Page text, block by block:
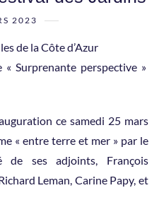
2023
de la Côte d’Azur
Surprenante perspective »
ce samedi 25 mars
« entre terre et mer » par le
de ses adjoints, François
Leman, Carine Papy, et